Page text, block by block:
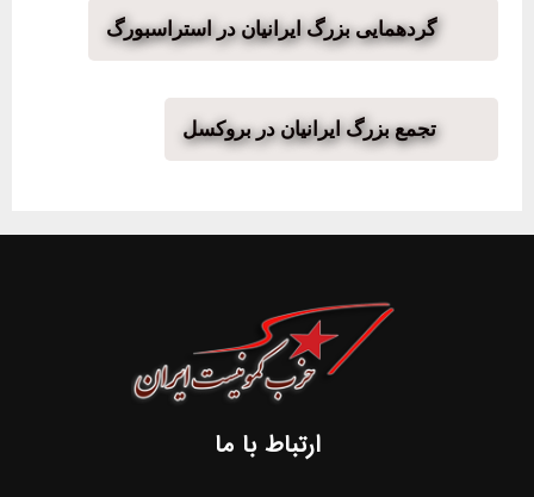
گردهمایی بزرگ ایرانیان در استراسبورگ
تجمع بزرگ ایرانیان در بروکسل
ارتباط با ما